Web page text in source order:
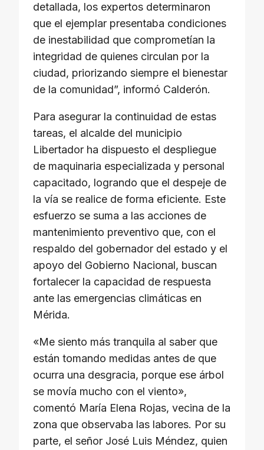
detallada, los expertos determinaron
que el ejemplar presentaba condiciones
de inestabilidad que comprometían la
integridad de quienes circulan por la
ciudad, priorizando siempre el bienestar
de la comunidad”, informó Calderón.
Para asegurar la continuidad de estas
tareas, el alcalde del municipio
Libertador ha dispuesto el despliegue
de maquinaria especializada y personal
capacitado, logrando que el despeje de
la vía se realice de forma eficiente. Este
esfuerzo se suma a las acciones de
mantenimiento preventivo que, con el
respaldo del gobernador del estado y el
apoyo del Gobierno Nacional, buscan
fortalecer la capacidad de respuesta
ante las emergencias climáticas en
Mérida.
«Me siento más tranquila al saber que
están tomando medidas antes de que
ocurra una desgracia, porque ese árbol
se movía mucho con el viento»,
comentó María Elena Rojas, vecina de la
zona que observaba las labores. Por su
parte, el señor José Luis Méndez, quien